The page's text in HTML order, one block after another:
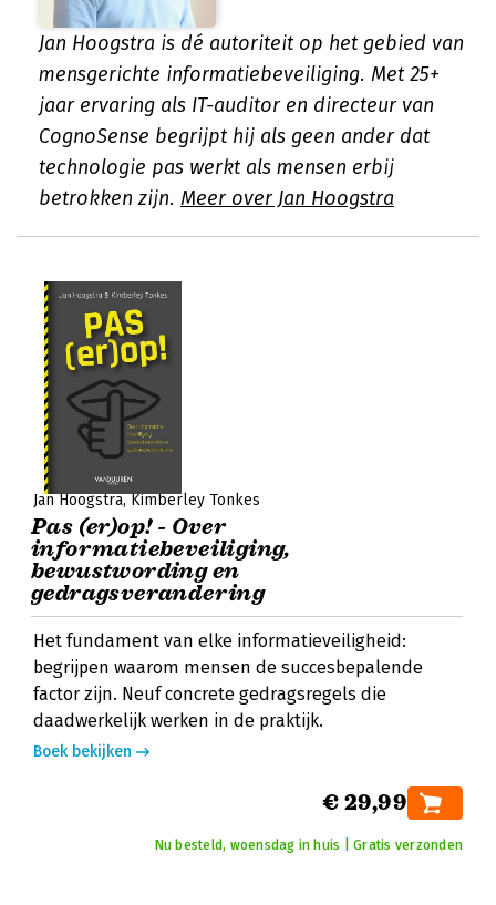
Jan Hoogstra is dé autoriteit op het gebied van
mensgerichte informatiebeveiliging. Met 25+
jaar ervaring als IT-auditor en directeur van
CognoSense begrijpt hij als geen ander dat
technologie pas werkt als mensen erbij
betrokken zijn. Meer over Jan Hoogstra
Jan Hoogstra Kimberley Tonkes
Pas (er)op! - Over
informatiebeveiliging,
bewustwording en
gedragsverandering
Het fundament van elke informatieveiligheid:
begrijpen waarom mensen de succesbepalende
factor zijn. Neuf concrete gedragsregels die
daadwerkelijk werken in de praktijk.
Boek bekijken
€ 29,99
Nu besteld, woensdag in huis | Gratis verzonden